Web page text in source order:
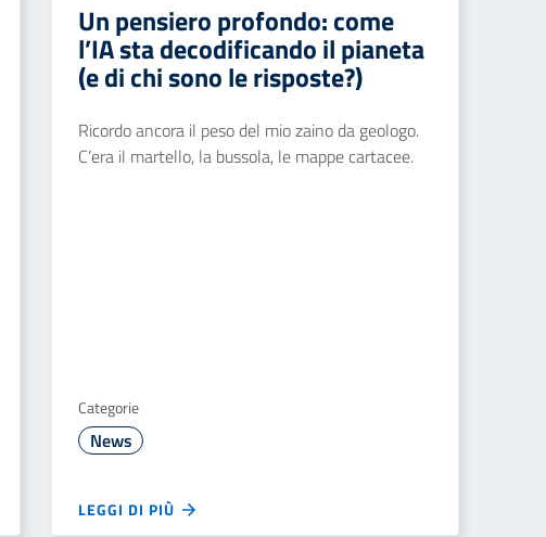
Un pensiero profondo: come
l’IA sta decodificando il pianeta
(e di chi sono le risposte?)
Ricordo ancora il peso del mio zaino da geologo.
C’era il martello, la bussola, le mappe cartacee.
Categorie
News
LEGGI DI PIÙ